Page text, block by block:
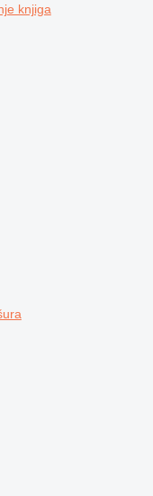
knjiga